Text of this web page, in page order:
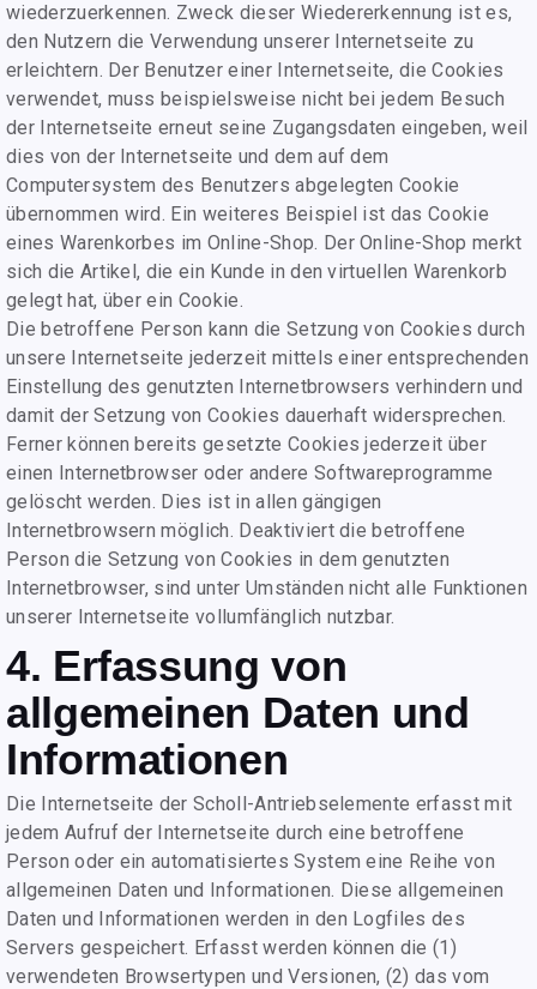
wiederzuerkennen. Zweck dieser Wiedererkennung ist es,
den Nutzern die Verwendung unserer Internetseite zu
erleichtern. Der Benutzer einer Internetseite, die Cookies
verwendet, muss beispielsweise nicht bei jedem Besuch
der Internetseite erneut seine Zugangsdaten eingeben, weil
dies von der Internetseite und dem auf dem
Computersystem des Benutzers abgelegten Cookie
übernommen wird. Ein weiteres Beispiel ist das Cookie
eines Warenkorbes im Online-Shop. Der Online-Shop merkt
sich die Artikel, die ein Kunde in den virtuellen Warenkorb
gelegt hat, über ein Cookie.
Die betroffene Person kann die Setzung von Cookies durch
unsere Internetseite jederzeit mittels einer entsprechenden
Einstellung des genutzten Internetbrowsers verhindern und
damit der Setzung von Cookies dauerhaft widersprechen.
Ferner können bereits gesetzte Cookies jederzeit über
einen Internetbrowser oder andere Softwareprogramme
gelöscht werden. Dies ist in allen gängigen
Internetbrowsern möglich. Deaktiviert die betroffene
Person die Setzung von Cookies in dem genutzten
Internetbrowser, sind unter Umständen nicht alle Funktionen
unserer Internetseite vollumfänglich nutzbar.
4. Erfassung von
allgemeinen Daten und
Informationen
Die Internetseite der Scholl-Antriebselemente erfasst mit
jedem Aufruf der Internetseite durch eine betroffene
Person oder ein automatisiertes System eine Reihe von
allgemeinen Daten und Informationen. Diese allgemeinen
Daten und Informationen werden in den Logfiles des
Servers gespeichert. Erfasst werden können die (1)
verwendeten Browsertypen und Versionen, (2) das vom